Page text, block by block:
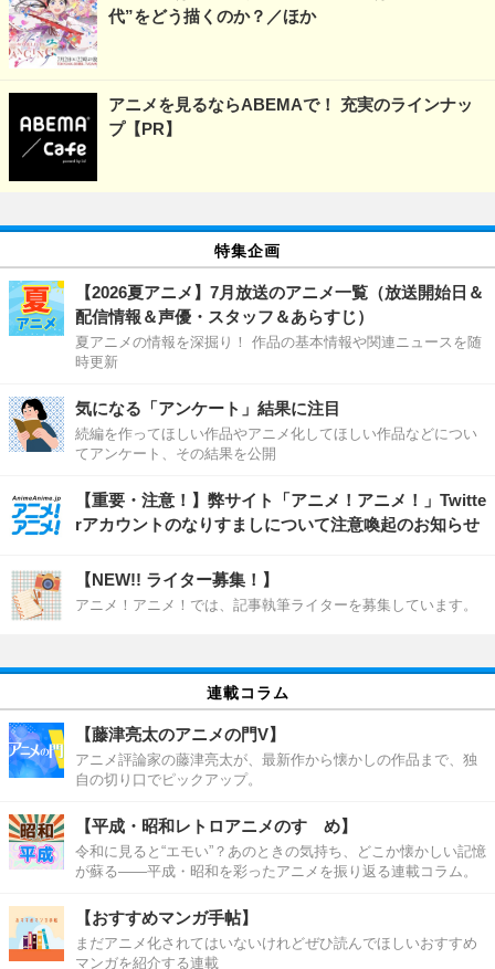
代”をどう描くのか？／ほか
アニメを見るならABEMAで！ 充実のラインナッ
プ【PR】
特集企画
【2026夏アニメ】7月放送のアニメ一覧（放送開始日＆
配信情報＆声優・スタッフ＆あらすじ）
夏アニメの情報を深掘り！ 作品の基本情報や関連ニュースを随
時更新
気になる「アンケート」結果に注目
続編を作ってほしい作品やアニメ化してほしい作品などについ
てアンケート、その結果を公開
【重要・注意！】弊サイト「アニメ！アニメ！」Twitte
rアカウントのなりすましについて注意喚起のお知らせ
【NEW!! ライター募集！】
アニメ！アニメ！では、記事執筆ライターを募集しています。
連載コラム
【藤津亮太のアニメの門V】
アニメ評論家の藤津亮太が、最新作から懐かしの作品まで、独
自の切り口でピックアップ。
【平成・昭和レトロアニメのすゝめ】
令和に見ると“エモい”？あのときの気持ち、どこか懐かしい記憶
が蘇る――平成・昭和を彩ったアニメを振り返る連載コラム。
【おすすめマンガ手帖】
まだアニメ化されてはいないけれどぜひ読んでほしいおすすめ
マンガを紹介する連載